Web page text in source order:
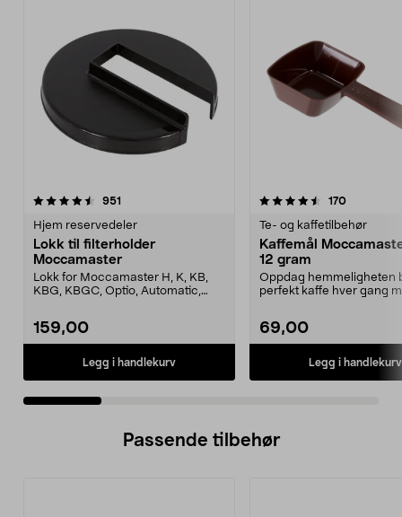
951
Hjem reservedeler
Lokk til filterholder
Moccamaster
Lokk for Moccamaster H, K, KB,
KBG, KBGC, Optio, Automatic,
159,00
Legg i handlekurv
4.5 av 5 stjerner 170
Te- og kaffetilbehør
Kaffemål
12 gram
Oppdag hemmeligheten
perfekt kaffe hver gang
69,00
Legg i handlekurv
4.5 av 5 stjerner
Passende tilbehør